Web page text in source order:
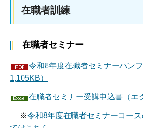
在職者訓練
在職者セミナー
令和8年度在職者セミナーパン
1,105KB）
在職者セミナー受講申込書（エ
※令和8年度在職者セミナーコー